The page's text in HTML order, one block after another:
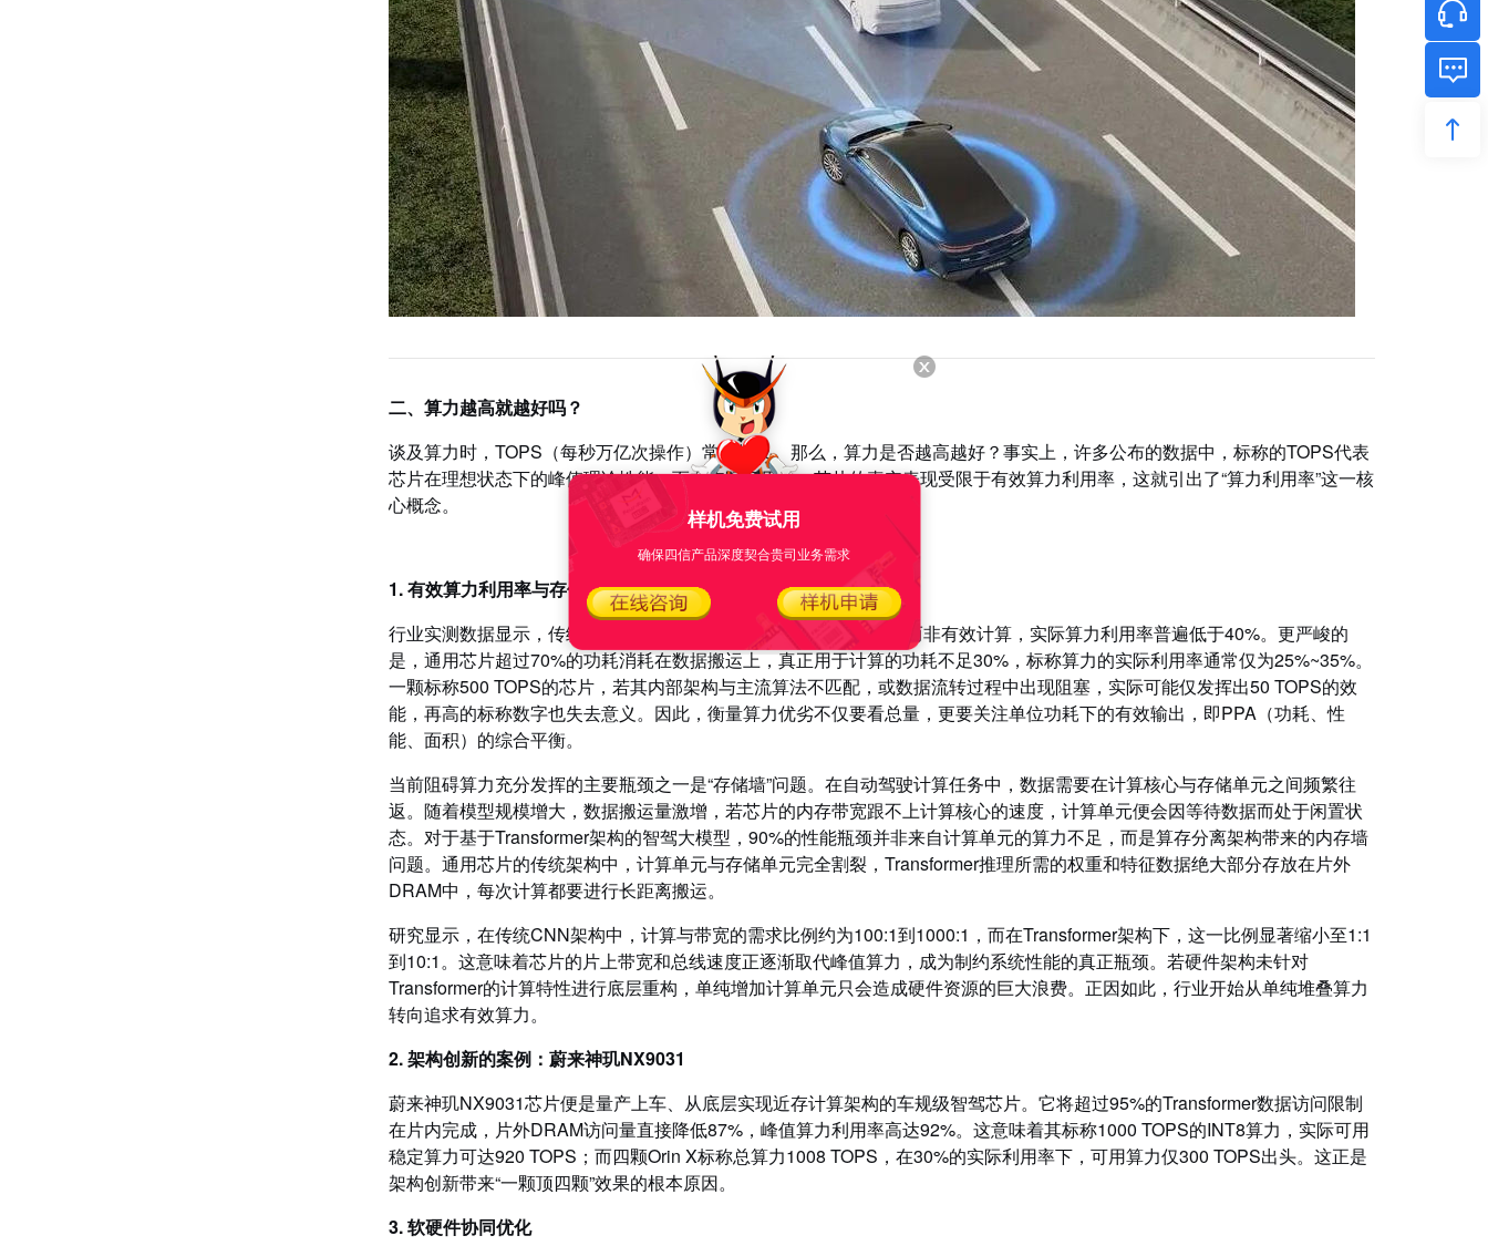
二、算力越高就越好吗？
谈及算力时，TOPS（每秒万亿次操作）常被提及。那么，算力是否越高越好？事实上，许多公布的数据中，标称的TOPS代表
芯片在理想状态下的峰值理论性能，而在实际应用中，芯片的真实表现受限于有效算力利用率，这就引出了“算力利用率”这一核
心概念。
1. 有效算力利用率与存储墙问题
行业实测数据显示，传统通用GPU架构因大量晶体管用于指令调度而非有效计算，实际算力利用率普遍低于40%。更严峻的
是，通用芯片超过70%的功耗消耗在数据搬运上，真正用于计算的功耗不足30%，标称算力的实际利用率通常仅为25%~35%。
一颗标称500 TOPS的芯片，若其内部架构与主流算法不匹配，或数据流转过程中出现阻塞，实际可能仅发挥出50 TOPS的效
能，再高的标称数字也失去意义。因此，衡量算力优劣不仅要看总量，更要关注单位功耗下的有效输出，即PPA（功耗、性
能、面积）的综合平衡。
当前阻碍算力充分发挥的主要瓶颈之一是“存储墙”问题。在自动驾驶计算任务中，数据需要在计算核心与存储单元之间频繁往
返。随着模型规模增大，数据搬运量激增，若芯片的内存带宽跟不上计算核心的速度，计算单元便会因等待数据而处于闲置状
态。对于基于Transformer架构的智驾大模型，90%的性能瓶颈并非来自计算单元的算力不足，而是算存分离架构带来的内存墙
问题。通用芯片的传统架构中，计算单元与存储单元完全割裂，Transformer推理所需的权重和特征数据绝大部分存放在片外
DRAM中，每次计算都要进行长距离搬运。
研究显示，在传统CNN架构中，计算与带宽的需求比例约为100:1到1000:1，而在Transformer架构下，这一比例显著缩小至1:1
到10:1。这意味着芯片的片上带宽和总线速度正逐渐取代峰值算力，成为制约系统性能的真正瓶颈。若硬件架构未针对
Transformer的计算特性进行底层重构，单纯增加计算单元只会造成硬件资源的巨大浪费。正因如此，行业开始从单纯堆叠算力
转向追求有效算力。
2. 架构创新的案例：蔚来神玑NX9031
蔚来神玑NX9031芯片便是量产上车、从底层实现近存计算架构的车规级智驾芯片。它将超过95%的Transformer数据访问限制
在片内完成，片外DRAM访问量直接降低87%，峰值算力利用率高达92%。这意味着其标称1000 TOPS的INT8算力，实际可用
稳定算力可达920 TOPS；而四颗Orin X标称总算力1008 TOPS，在30%的实际利用率下，可用算力仅300 TOPS出头。这正是
架构创新带来“一颗顶四颗”效果的根本原因。
3. 软硬件协同优化
样机免费试用
确保四信产品深度契合贵司业务需求